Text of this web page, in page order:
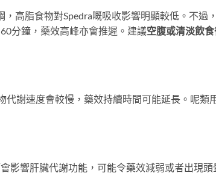
高脂食物對Spedra嘅吸收影響明顯較低。不過
分鐘，藥效高峰亦會推遲。建議空腹或清淡飲
謝速度會較慢，藥效持續時間可能延長。呢類
影響肝臟代謝功能，可能令藥效減弱或者出現頭